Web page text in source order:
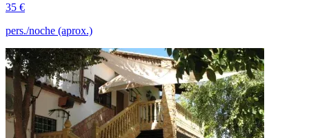
35 €
pers./noche (aprox.)